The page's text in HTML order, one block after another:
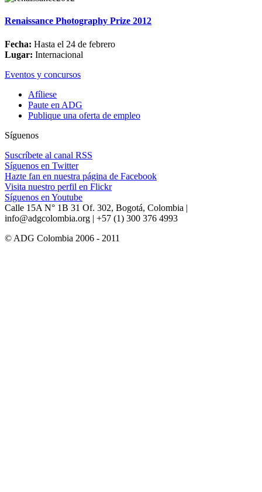
Renaissance Photography Prize 2012
Fecha: Hasta el 24 de febrero
Lugar: Internacional
Eventos y concursos
Afíliese
Paute en ADG
Publique una oferta de empleo
Síguenos
Suscríbete al canal RSS
Síguenos en Twitter
Hazte fan en nuestra página de Facebook
Visita nuestro perfil en Flickr
Síguenos en Youtube
Calle 15A N° 1B 31 Of. 302, Bogotá, Colombia |
info@adgcolombia.org | +57 (1) 300 376 4993
© ADG Colombia 2006 - 2011